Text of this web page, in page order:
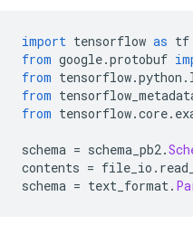
/tmp/tmp_at9q62d/
1591221811
/tmp/tmp_at9q62d/
saved_model.pb
variables.data-00000-
/tmp/tmp_at9q62d/
import tensorflow as tf
from google.protobuf
from tensorflow.python .
from
from tensorflow.core.
schema = schema_pb2.
contents = file_io .
schema = text_format.